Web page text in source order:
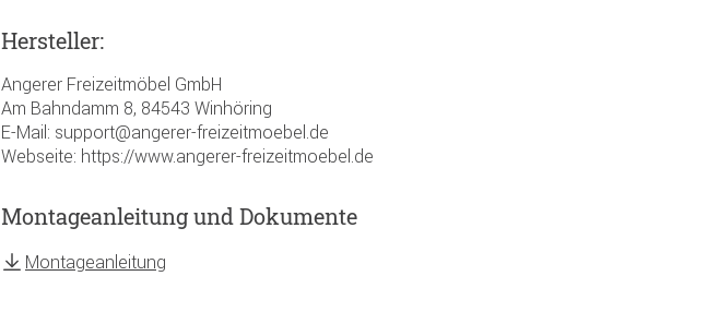
Hersteller:
Angerer Freizeitmöbel GmbH
Am Bahndamm 8, 84543 Winhöring
E-Mail: support@angerer-freizeitmoebel.de
Webseite: https://www.angerer-freizeitmoebel.de
Montageanleitung und Dokumente
Montageanleitung